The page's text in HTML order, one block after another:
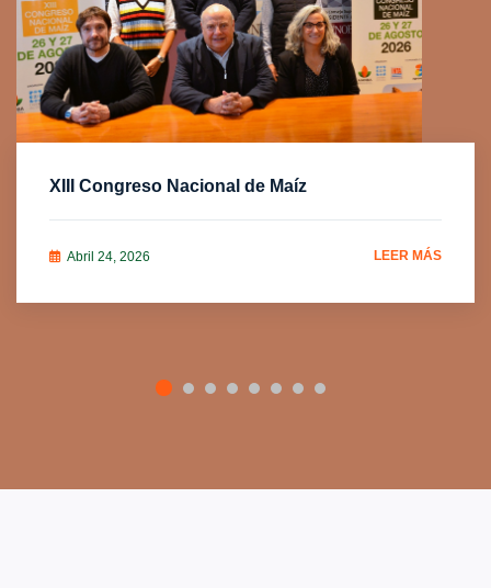
XIII Congreso Nacional de Maíz
Abril 24, 2026 LEER MÁS